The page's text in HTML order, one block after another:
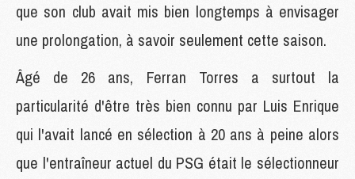
que son club avait mis bien longtemps à envisager
une prolongation, à savoir seulement cette saison.
Âgé de 26 ans, Ferran Torres a surtout la
particularité d'être très bien connu par Luis Enrique
qui l'avait lancé en sélection à 20 ans à peine alors
que l'entraîneur actuel du PSG était le sélectionneur